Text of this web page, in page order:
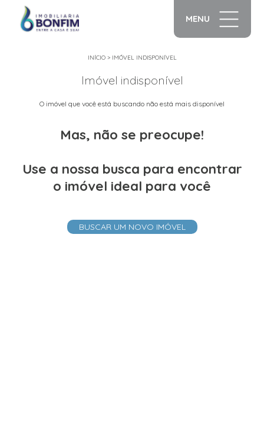
MENU
INÍCIO> IMÓVEL INDISPONÍVEL
Imóvel indisponível
O imóvel que você está buscando não está mais disponível
Mas, não se preocupe!
Use a nossa busca para encontrar
o imóvel ideal para você
BUSCAR UM NOVO IMÓVEL